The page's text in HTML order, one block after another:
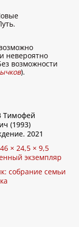
невероятно
возможности
).
(1993)
2021
× 24,5 × 9,5
экземпляр
собрание семьи